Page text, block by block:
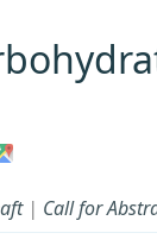
| Call for